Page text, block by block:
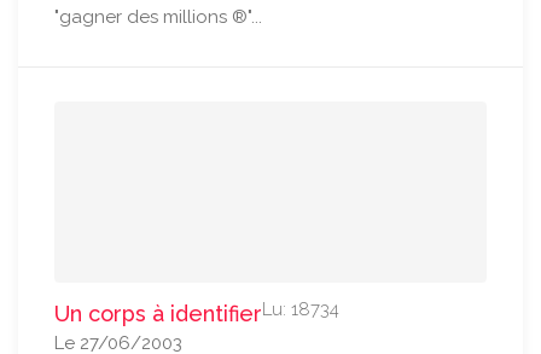
"gagner des millions ®"...
Un corps à identifierLu: 18734
Le 27/06/2003